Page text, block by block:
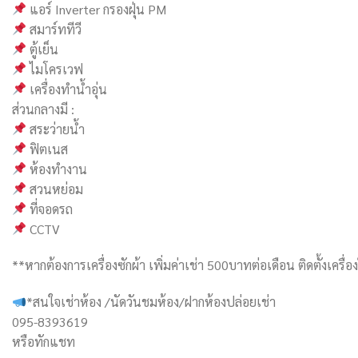
แอร์ Inverter กรองฝุ่น PM
สมาร์ททีวี
ตู้เย็น
ไมโครเวฟ
เครื่องทำน้ำอุ่น
ส่วนกลางมี :
สระว่ายน้ำ
ฟิตเนส
ห้องทำงาน
สวนหย่อม
ที่จอดรถ
CCTV
**หากต้องการเครื่องซักผ้า เพิ่มค่าเช่า 500บาทต่อเดือน ติดตั้งเครื่อ
*สนใจเช่าห้อง /นัดวันชมห้อง/ฝากห้องปล่อยเช่า
095-8393619
หรือทักแชท